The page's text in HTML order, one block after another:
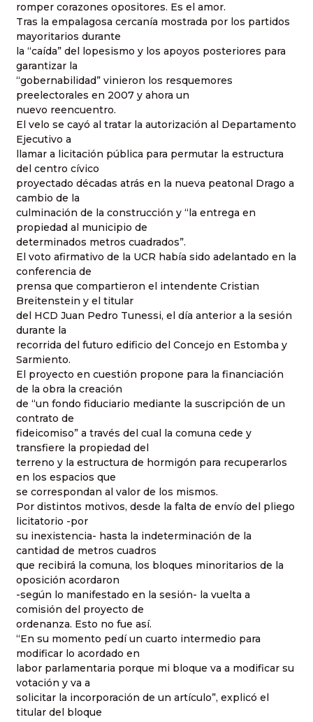
romper corazones opositores. Es el amor.
Tras la empalagosa cercanía mostrada por los partidos
mayoritarios durante
la “caída” del lopesismo y los apoyos posteriores para
garantizar la
“gobernabilidad” vinieron los resquemores
preelectorales en 2007 y ahora un
nuevo reencuentro.
El velo se cayó al tratar la autorización al Departamento
Ejecutivo a
llamar a licitación pública para permutar la estructura
del centro cívico
proyectado décadas atrás en la nueva peatonal Drago a
cambio de la
culminación de la construcción y “la entrega en
propiedad al municipio de
determinados metros cuadrados”.
El voto afirmativo de la UCR había sido adelantado en la
conferencia de
prensa que compartieron el intendente Cristian
Breitenstein y el titular
del HCD Juan Pedro Tunessi, el día anterior a la sesión
durante la
recorrida del futuro edificio del Concejo en Estomba y
Sarmiento.
El proyecto en cuestión propone para la financiación
de la obra la creación
de “un fondo fiduciario mediante la suscripción de un
contrato de
fideicomiso” a través del cual la comuna cede y
transfiere la propiedad del
terreno y la estructura de hormigón para recuperarlos
en los espacios que
se correspondan al valor de los mismos.
Por distintos motivos, desde la falta de envío del pliego
licitatorio -por
su inexistencia- hasta la indeterminación de la
cantidad de metros cuadros
que recibirá la comuna, los bloques minoritarios de la
oposición acordaron
-según lo manifestado en la sesión- la vuelta a
comisión del proyecto de
ordenanza. Esto no fue así.
“En su momento pedí un cuarto intermedio para
modificar lo acordado en
labor parlamentaria porque mi bloque va a modificar su
votación y va a
solicitar la incorporación de un artículo”, explicó el
titular del bloque